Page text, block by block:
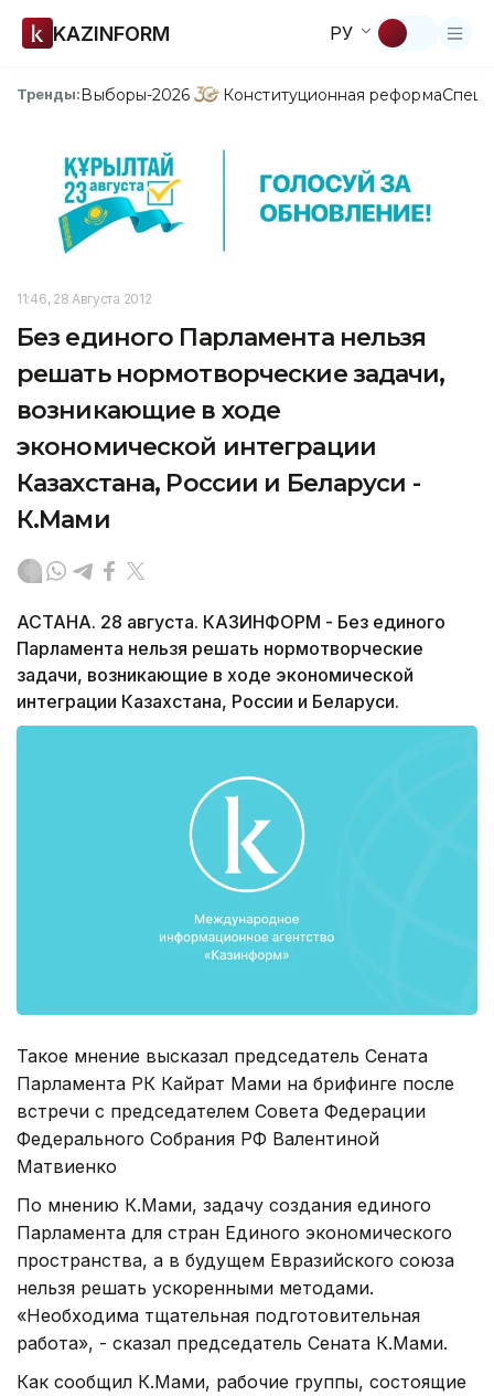
KAZINFORM РУ
Тренды:Выборы-2026 Конституционная реформа
11:46, 28 Августа 2012
Без единого Парламента нельзя
решать нормотворческие задачи,
возникающие в ходе
экономической интеграции
Казахстана, России и Беларуси -
К.Мами
АСТАНА. 28 августа. КАЗИНФОРМ - Без единого
Парламента нельзя решать нормотворческие
задачи, возникающие в ходе экономической
интеграции Казахстана, России и Беларуси.
Такое мнение высказал председатель Сената
Парламента РК Кайрат Мами на брифинге после
встречи с председателем Совета Федерации
Федерального Собрания РФ Валентиной
Матвиенко
По мнению К.Мами, задачу создания единого
Парламента для стран Единого экономического
пространства, а в будущем Евразийского союза
нельзя решать ускоренными методами.
«Необходима тщательная подготовительная
работа», - сказал председатель Сената К.Мами.
Как сообщил К.Мами, рабочие группы, состоящие